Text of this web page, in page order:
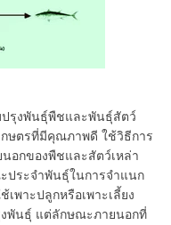
งพันธุ์พืชและพันธุ์สัตว์
กษตรที่มีคุณภาพดี ใช้วิธีการ
อกของพืชและสัตว์เหล่า
ระจำพันธุ์ในการจำแนก
พาะปลูกหรือเพาะเลี้ยง
พันธุ์ แต่ลักษณะภายนอกที่